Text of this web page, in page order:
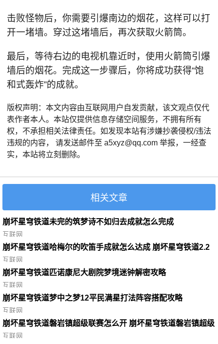
击败怪物后，你需要引爆南边的烟花，这样可以打
开一堵墙。穿过这堵墙后，再次获取火箭筒。
最后，等待右边的电视机靠近时，使用火箭筒引爆
墙后的烟花。完成这一步骤后，你将成功获得“饱
和式轰炸”的成就。
版权声明：本文内容由互联网用户自发贡献，该文观点仅代
表作者本人。本站仅提供信息存储空间服务，不拥有所有
权，不承担相关法律责任。如发现本站有涉嫌抄袭侵权/违法
违规的内容， 请发送邮件至 a5xyz@qq.com 举报，一经查
实，本站将立刻删除。
相关文章
崩坏星穹铁道未完的筑梦诗不如归去成就怎么完成
互联网
崩坏星穹铁道哈梅尔的吹笛手成就怎么达成 崩坏星穹铁道2.2
哈梅尔的吹笛手成就达成攻略
互联网
崩坏星穹铁道匹诺康尼大剧院梦境迷钟解密攻略
互联网
崩坏星穹铁道梦中之梦12平民满星打法阵容搭配攻略
互联网
崩坏星穹铁道磐岩镇超级联赛怎么开 崩坏星穹铁道磐岩镇超级
联赛攻略
互联网